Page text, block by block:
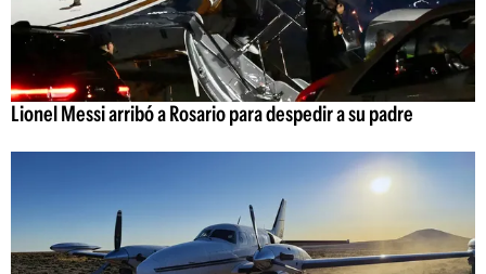
Lionel Messi arribó a Rosario para despedir a su padre